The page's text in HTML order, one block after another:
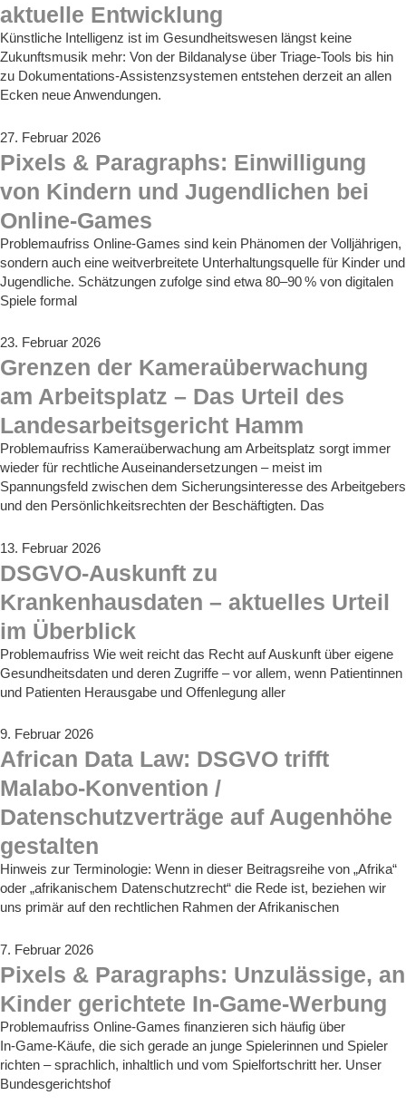
aktuelle Entwicklung
Künstliche Intelligenz ist im Gesundheitswesen längst keine
Zukunftsmusik mehr: Von der Bildanalyse über Triage‑Tools bis hin
zu Dokumentations‑Assistenzsystemen entstehen derzeit an allen
Ecken neue Anwendungen.
27. Februar 2026
Pixels & Paragraphs: Einwilligung
von Kindern und Jugendlichen bei
Online-Games
Problemaufriss Online-Games sind kein Phänomen der Volljährigen,
sondern auch eine weitverbreitete Unterhaltungsquelle für Kinder und
Jugendliche. Schätzungen zufolge sind etwa 80–90 % von digitalen
Spiele formal
23. Februar 2026
Grenzen der Kameraüberwachung
am Arbeitsplatz – Das Urteil des
Landesarbeitsgericht Hamm
Problemaufriss Kameraüberwachung am Arbeitsplatz sorgt immer
wieder für rechtliche Auseinandersetzungen – meist im
Spannungsfeld zwischen dem Sicherungsinteresse des Arbeitgebers
und den Persönlichkeitsrechten der Beschäftigten. Das
13. Februar 2026
DSGVO-Auskunft zu
Krankenhausdaten – aktuelles Urteil
im Überblick
Problemaufriss Wie weit reicht das Recht auf Auskunft über eigene
Gesundheitsdaten und deren Zugriffe – vor allem, wenn Patientinnen
und Patienten Herausgabe und Offenlegung aller
9. Februar 2026
African Data Law: DSGVO trifft
Malabo-Konvention /
Datenschutzverträge auf Augenhöhe
gestalten
Hinweis zur Terminologie: Wenn in dieser Beitragsreihe von „Afrika“
oder „afrikanischem Datenschutzrecht“ die Rede ist, beziehen wir
uns primär auf den rechtlichen Rahmen der Afrikanischen
7. Februar 2026
Pixels & Paragraphs: Unzulässige, an
Kinder gerichtete In-Game-Werbung
Problemaufriss Online-Games finanzieren sich häufig über
In‑Game‑Käufe, die sich gerade an junge Spielerinnen und Spieler
richten – sprachlich, inhaltlich und vom Spielfortschritt her. Unser
Bundesgerichtshof